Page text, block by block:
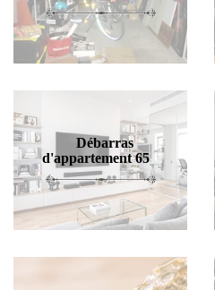
Débarras
d'appartement 65